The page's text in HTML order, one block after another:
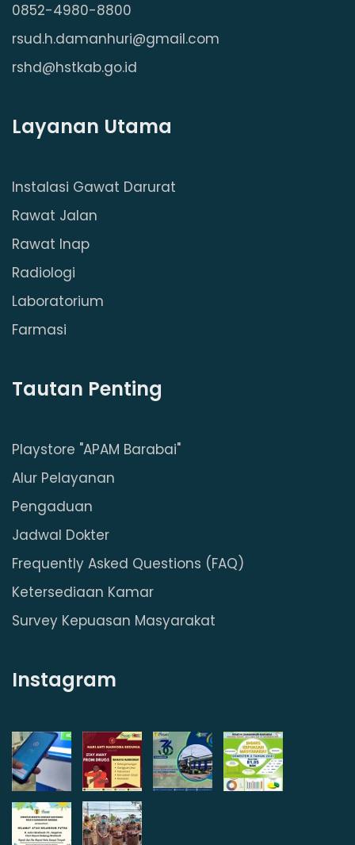
0852-4980-8800
rsud.h.damanhuri@gmail.com
rshd@hstkab.go.id
Layanan Utama
Instalasi Gawat Darurat
Rawat Jalan
Rawat Inap
Radiologi
Laboratorium
Farmasi
Tautan Penting
Playstore "APAM Barabai"
Alur Pelayanan
Pengaduan
Jadwal Dokter
Frequently Asked Questions (FAQ)
Ketersediaan Kamar
Survey Kepuasan Masyarakat
Instagram